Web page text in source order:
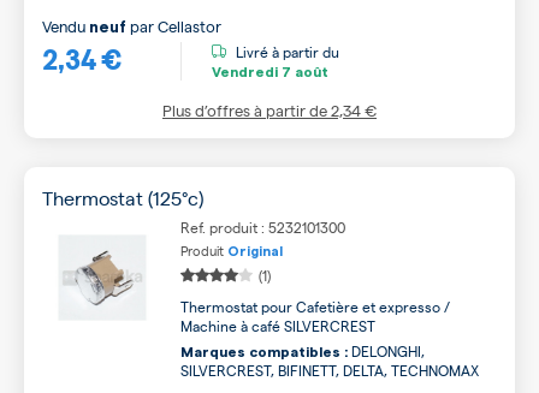
2,34 €
Vendu neuf parCellastor
Livré à partir du
Vendredi 7 août
Plus d’offres à partir de2,34 €
Thermostat (125°c)
Ref. produit : 5232101300
Produit Original
(1)
Thermostat pour Cafetière et expresso /
Machine à café SILVERCREST
Marques compatibles : DELONGHI,
SILVERCREST, BIFINETT, DELTA, TECHNOMAX